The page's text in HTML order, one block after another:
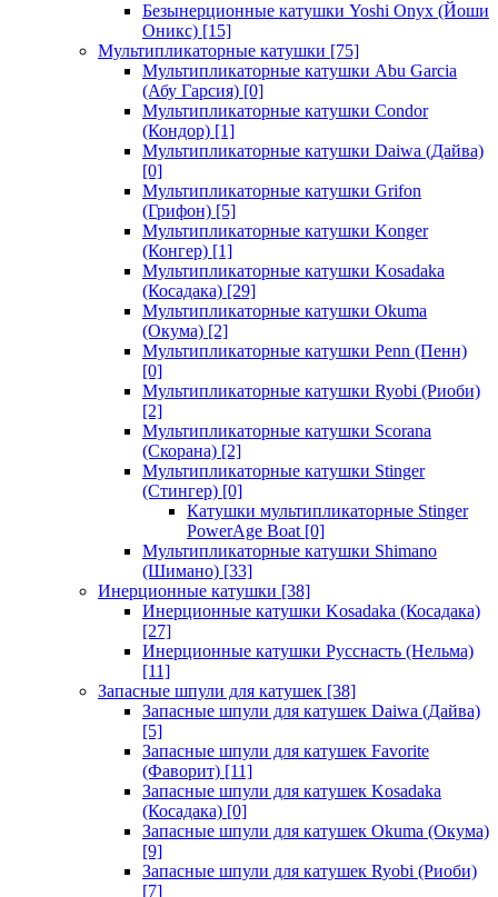
Безынерционные катушки Yoshi Onyx (Йоши
Оникс) [15]
Мультипликаторные катушки [75]
Мультипликаторные катушки Abu Garcia
(Абу Гарсия) [0]
Мультипликаторные катушки Condor
(Кондор) [1]
Мультипликаторные катушки Daiwa (Дайва)
[0]
Мультипликаторные катушки Grifon
(Грифон) [5]
Мультипликаторные катушки Konger
(Конгер) [1]
Мультипликаторные катушки Kosadaka
(Косадака) [29]
Мультипликаторные катушки Okuma
(Окума) [2]
Мультипликаторные катушки Penn (Пенн)
[0]
Мультипликаторные катушки Ryobi (Риоби)
[2]
Мультипликаторные катушки Scorana
(Скорана) [2]
Мультипликаторные катушки Stinger
(Стингер) [0]
Катушки мультипликаторные Stinger
PowerAge Boat [0]
Мультипликаторные катушки Shimano
(Шимано) [33]
Инерционные катушки [38]
Инерционные катушки Kosadaka (Косадака)
[27]
Инерционные катушки Русснасть (Нельма)
[11]
Запасные шпули для катушек [38]
Запасные шпули для катушек Daiwa (Дайва)
[5]
Запасные шпули для катушек Favorite
(Фаворит) [11]
Запасные шпули для катушек Kosadaka
(Косадака) [0]
Запасные шпули для катушек Okuma (Окума)
[9]
Запасные шпули для катушек Ryobi (Риоби)
[7]